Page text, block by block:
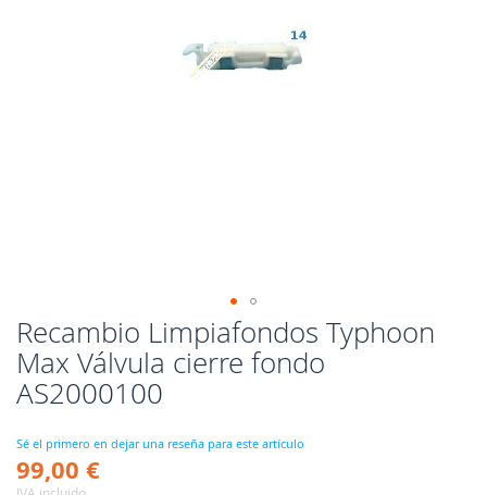
Recambio Limpiafondos Typhoon
Max Válvula cierre fondo
AS2000100
Sé el primero en dejar una reseña para este artículo
99,00 €
Saltar
al
comienzo
de
galería
de
imágenes